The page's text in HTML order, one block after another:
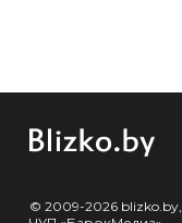
© 2009-2026 blizko.by,